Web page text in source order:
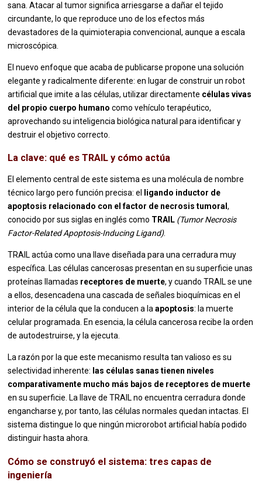
sana. Atacar al tumor significa arriesgarse a dañar el tejido
circundante, lo que reproduce uno de los efectos más
devastadores de la quimioterapia convencional, aunque a escala
microscópica.
El nuevo enfoque que acaba de publicarse propone una solución
elegante y radicalmente diferente: en lugar de construir un robot
artificial que imite a las células, utilizar directamente células vivas
del propio cuerpo humano como vehículo terapéutico,
aprovechando su inteligencia biológica natural para identificar y
destruir el objetivo correcto.
La clave: qué es TRAIL y cómo actúa
El elemento central de este sistema es una molécula de nombre
técnico largo pero función precisa: el
ligando inductor de
apoptosis relacionado con el factor de necrosis tumoral,
conocido por sus siglas en inglés como TRAIL (Tumor Necrosis
Factor-Related Apoptosis-Inducing Ligand).
TRAIL actúa como una llave diseñada para una cerradura muy
específica. Las células cancerosas presentan en su superficie unas
proteínas llamadas receptores de muerte, y cuando TRAIL se une
a ellos, desencadena una cascada de señales bioquímicas en el
interior de la célula que la conducen a laapoptosis: la muerte
celular programada. En esencia, la célula cancerosa recibe la orden
de autodestruirse, y la ejecuta.
La razón por la que este mecanismo resulta tan valioso es su
selectividad inherente: las células sanas tienen niveles
comparativamente mucho más bajos de receptores de muerte
en su superficie. La llave de TRAIL no encuentra cerradura donde
engancharse y, por tanto, las células normales quedan intactas. El
sistema distingue lo que ningún microrobot artificial había podido
distinguir hasta ahora.
Cómo se construyó el sistema: tres capas de
ingeniería